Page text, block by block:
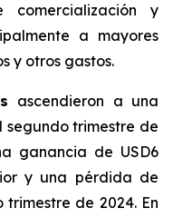
y
a mayores
y otros gastos.
ascendieron a una
segundo trimestre de
ganancia de USD6
y una pérdida de
trimestre de 2024. En